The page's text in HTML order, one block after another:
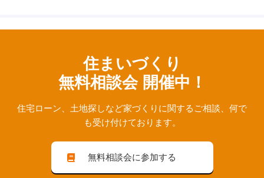
住まいづくり
無料相談会 開催中！
住宅ローン、⼟地探しなど家づくりに関するご相談、 何で
も受け付けております。
無料相談会に参加する